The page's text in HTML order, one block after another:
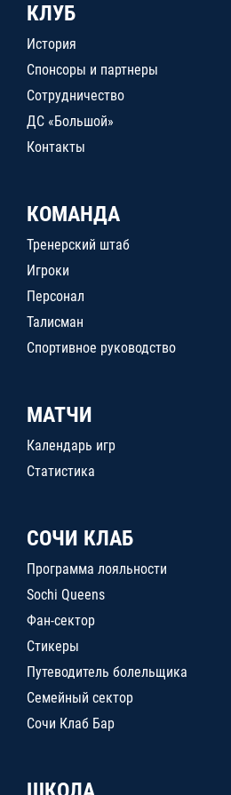
КЛУБ
История
Спонсоры и партнеры
Сотрудничество
ДС «Большой»
Контакты
КОМАНДА
Тренерский штаб
Игроки
Персонал
Талисман
Спортивное руководство
МАТЧИ
Календарь игр
Статистика
СОЧИ КЛАБ
Программа лояльности
Sochi Queens
Фан-сектор
Стикеры
Путеводитель болельщика
Семейный сектор
Сочи Клаб Бар